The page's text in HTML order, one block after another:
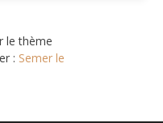
le thème
: Semer le